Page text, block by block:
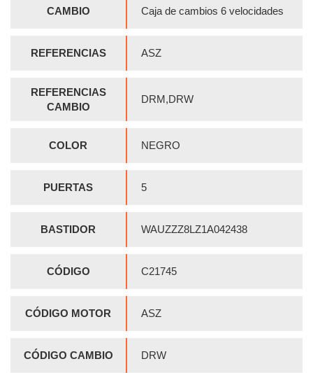
CAMBIO Caja de cambios 6 velocidades
REFERENCIAS ASZ
REFERENCIAS
CAMBIO
DRM,DRW
COLOR NEGRO
PUERTAS 5
BASTIDOR WAUZZZ8LZ1A042438
CÓDIGO C21745
CÓDIGO MOTOR ASZ
CÓDIGO CAMBIO DRW